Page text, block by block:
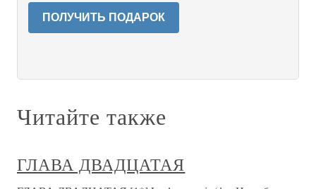
ПОЛУЧИТЬ ПОДАРОК
Читайте также
ГЛАВА ДВАДЦАТАЯ